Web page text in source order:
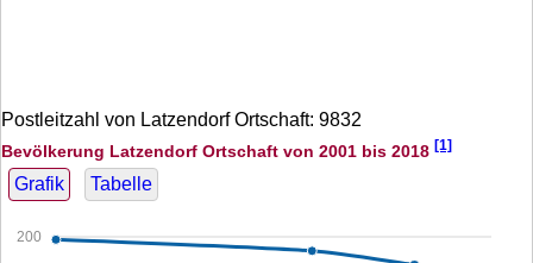
Postleitzahl von Latzendorf Ortschaft: 9832
Bevölkerung Latzendorf Ortschaft von 2001 bis 2018 [1]
Grafik Tabelle
200